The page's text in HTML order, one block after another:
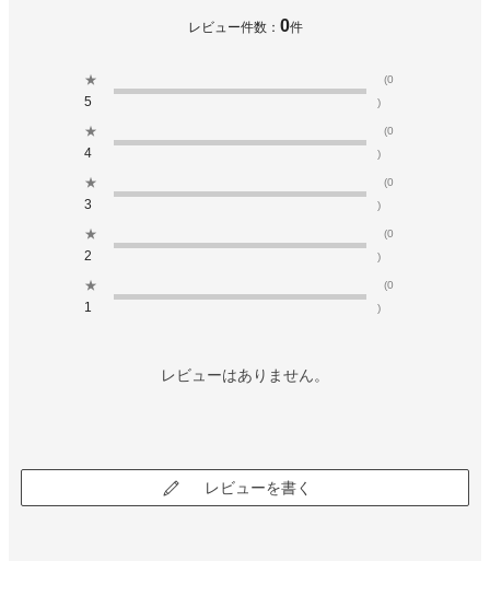
レビュー件数： 0件
★
5
(0
)
★
4
(0
)
★
3
(0
)
★
2
(0
)
★
1
(0
)
レビューはありません。
レビューを書く